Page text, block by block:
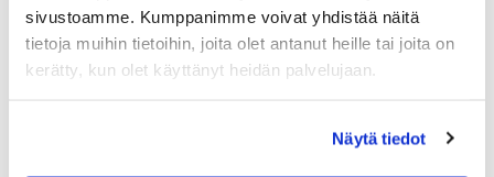
sivustoamme. Kumppanimme voivat yhdistää näitä
tietoja muihin tietoihin, joita olet antanut heille tai joita on
kerätty, kun olet käyttänyt heidän palvelujaan.
Näytä tiedot
GANT HOME
GANT NEW HAVEN GNH TYYNYNPÄÄLLINEN,
Gantin ikonituote mustavalkoisena! New Haven
tyynynpäällinen on trenditietoisen Gant-ystävän must-